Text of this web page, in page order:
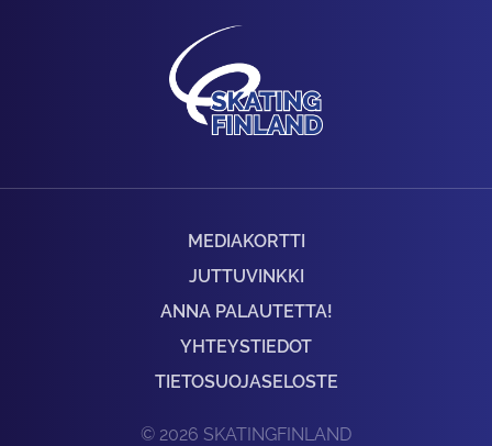
MEDIAKORTTI
JUTTUVINKKI
ANNA PALAUTETTA!
YHTEYSTIEDOT
TIETOSUOJASELOSTE
© 2026 SKATINGFINLAND